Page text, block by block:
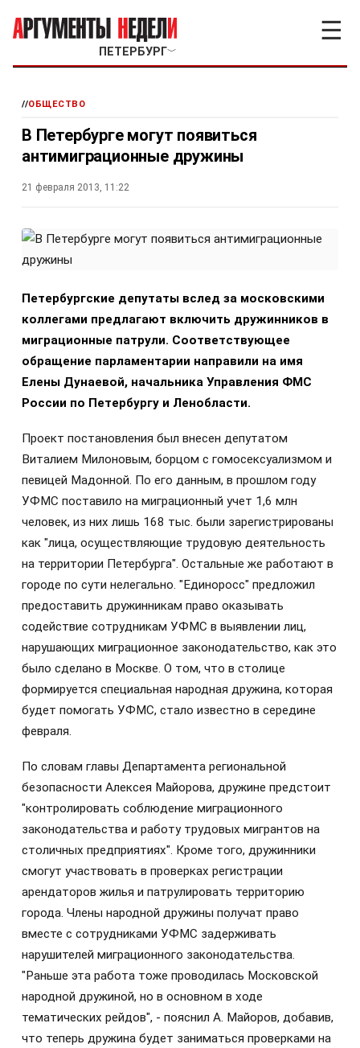
ПЕТЕРБУРГ﹀
☰
//ОБЩЕСТВО
В Петербурге могут появиться
антимиграционные дружины
21 февраля 2013, 11:22
Петербургские депутаты вслед за московскими
коллегами предлагают включить дружинников в
миграционные патрули. Соответствующее
обращение парламентарии направили на имя
Елены Дунаевой, начальника Управления ФМС
России по Петербургу и Ленобласти.
Проект постановления был внесен депутатом
Виталием Милоновым, борцом с гомосексуализмом и
певицей Мадонной. По его данным, в прошлом году
УФМС поставило на миграционный учет 1,6 млн
человек, из них лишь 168 тыс. были зарегистрированы
как "лица, осуществляющие трудовую деятельность
на территории Петербурга". Остальные же работают в
городе по сути нелегально. "Единоросс" предложил
предоставить дружинникам право оказывать
содействие сотрудникам УФМС в выявлении лиц,
нарушающих миграционное законодательство, как это
было сделано в Москве. О том, что в столице
формируется специальная народная дружина, которая
будет помогать УФМС, стало известно в середине
февраля.
По словам главы Департамента региональной
безопасности Алексея Майорова, дружине предстоит
"контролировать соблюдение миграционного
законодательства и работу трудовых мигрантов на
столичных предприятиях". Кроме того, дружинники
смогут участвовать в проверках регистрации
арендаторов жилья и патрулировать территорию
города. Члены народной дружины получат право
вместе с сотрудниками УФМС задерживать
нарушителей миграционного законодательства.
"Раньше эта работа тоже проводилась Московской
народной дружиной, но в основном в ходе
тематических рейдов", - пояснил А. Майоров, добавив,
что теперь дружина будет заниматься проверками на